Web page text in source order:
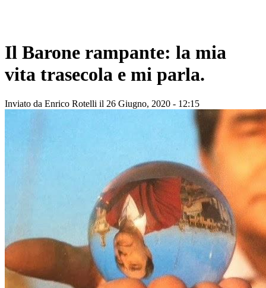
Il Barone rampante: la mia
vita trasecola e mi parla.
Inviato da Enrico Rotelli il 26 Giugno, 2020 - 12:15